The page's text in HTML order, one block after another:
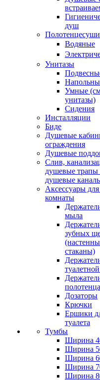
душ
ㅤВодяные
ㅤ
Унитазы
Умные
унитазы)
Сидения
Инсталляции
Биде
Душевые
ограждения
Душевые
Слив,
душевые трапы
душевые
Аксессуары
комнаты
мыла
зубных
стаканы)
полотенца
Дозаторы
Крючки
Ершики
туалета
Тумбы
Ширина
Ширина
Ширина
Ширина
Ширина